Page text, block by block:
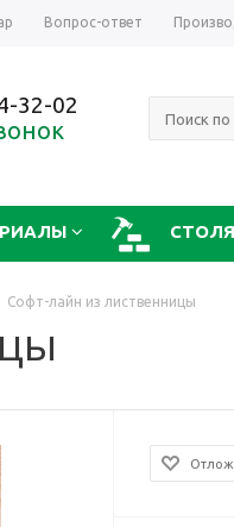
Вопрос-ответ
32-02
Софт-лайн из лиственницы